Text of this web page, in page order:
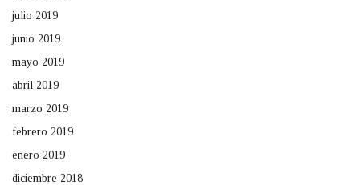
julio 2019
junio 2019
mayo 2019
abril 2019
marzo 2019
febrero 2019
enero 2019
diciembre 2018